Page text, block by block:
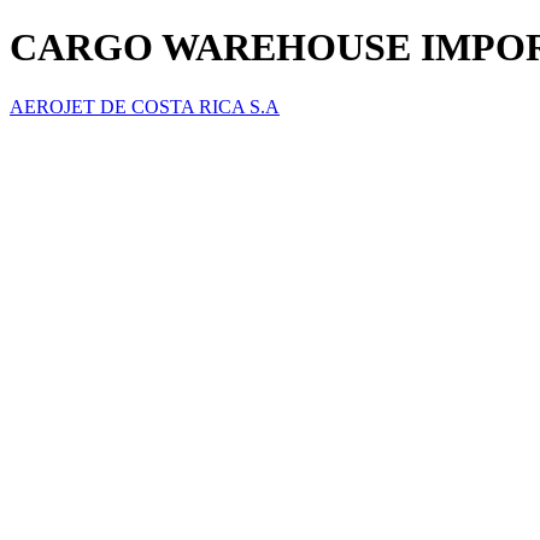
CARGO WAREHOUSE
AEROJET DE COSTA RICA S.A